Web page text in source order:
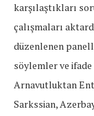
karşılaştıkları
çalışmaları
düzenlenen
söylemler ve ifade
Arnavutluktan
Sarkssian,